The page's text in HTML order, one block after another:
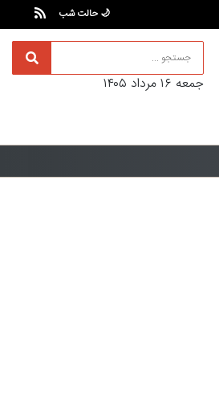
🌙 حالت شب
جمعه ۱۶ مرداد ۱۴۰۵